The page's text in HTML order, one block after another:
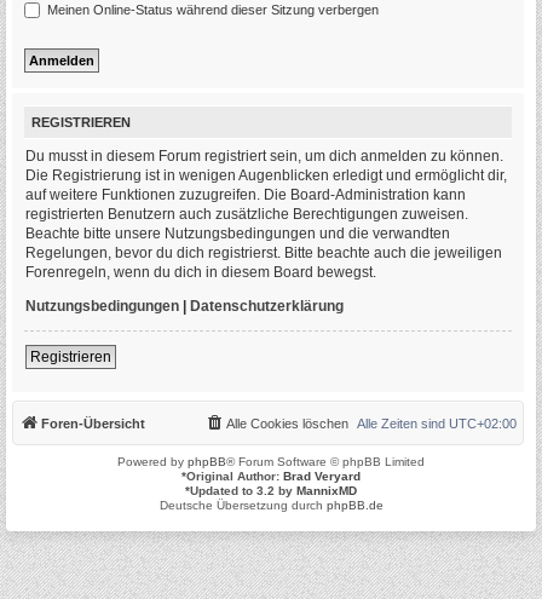
Meinen Online-Status während dieser Sitzung verbergen
REGISTRIEREN
Du musst in diesem Forum registriert sein, um dich anmelden zu können.
Die Registrierung ist in wenigen Augenblicken erledigt und ermöglicht dir,
auf weitere Funktionen zuzugreifen. Die Board-Administration kann
registrierten Benutzern auch zusätzliche Berechtigungen zuweisen.
Beachte bitte unsere Nutzungsbedingungen und die verwandten
Regelungen, bevor du dich registrierst. Bitte beachte auch die jeweiligen
Forenregeln, wenn du dich in diesem Board bewegst.
Nutzungsbedingungen | Datenschutzerklärung
Registrieren
Foren-Übersicht Alle Zeiten sind UTC+02:00
Alle Cookies löschen
Powered by phpBB® Forum Software © phpBB Limited
*Original Author: Brad Veryard
*Updated to 3.2 by MannixMD
Deutsche Übersetzung durch phpBB.de